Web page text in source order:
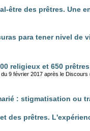
être des prêtres. Une
para tener nivel de
religieux et 650
9 février 2017 après le
: stigmatisation ou
des prêtres.